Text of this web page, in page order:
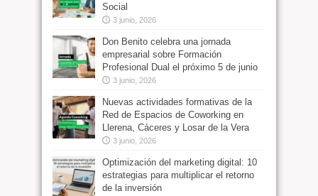
Social
3 junio, 2026
Don Benito celebra una jornada
empresarial sobre Formación
Profesional Dual el próximo 5 de junio
3 junio, 2026
Nuevas actividades formativas de la
Red de Espacios de Coworking en
Llerena, Cáceres y Losar de la Vera
3 junio, 2026
Optimización del marketing digital: 10
estrategias para multiplicar el retorno
de la inversión